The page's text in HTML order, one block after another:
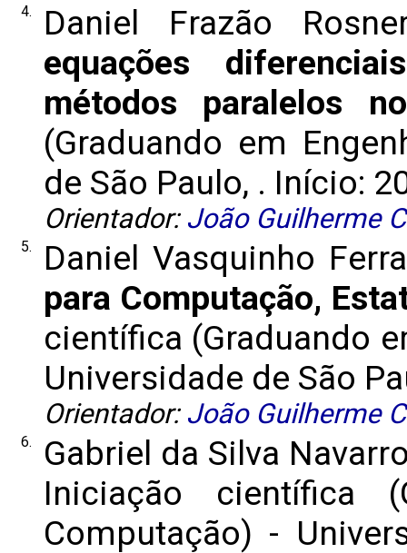
4.
Daniel Frazão
equações
métodos paralelos
(Graduando em
de São Paulo, . Início:
Orientador: João Guilherme
5.
Daniel Vasquinho
para Computação,
científica (Graduando
Universidade de São
Orientador: João Guilherme
6.
Gabriel da Silva
Iniciação científica
Computação) -